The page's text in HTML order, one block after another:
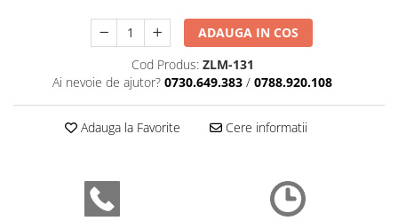
ADAUGA IN COS
Cod Produs: ZLM-131
Ai nevoie de ajutor? 0730.649.383 / 0788.920.108
Adauga la Favorite Cere informatii